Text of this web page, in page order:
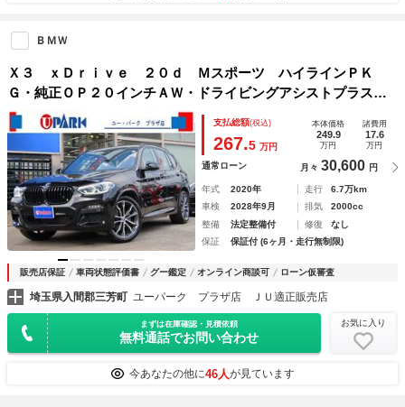
ＢＭＷ
Ｘ３ ｘＤｒｉｖｅ ２０ｄ Ｍスポーツ ハイラインＰＫ
Ｇ・純正ＯＰ２０インチＡＷ・ドライビングアシストプラス・
茶革シート・純正ＨＤＤナビＴＶ・３Ｄ全方位カメラ・Ｃａｒ
Ｐｌａｙ・前後シートヒーター・パワートランク・ＨＵＤ・中
期型
支払総額(税込)
267.5 万円
本体価格
249.9
万円
諸費用
17.6
万円
通常ローン 月々 30,600 円
年式 2020年 走行
6.7万km
車検
2028年9月 排気
2000cc
整備
法定整備付 修復
なし
保証
保証付 (6ヶ月・走行無制限)
販売店保証 車両状態評価書 グー鑑定 オンライン商談可 ローン仮審査
埼玉県入間郡三芳町 ユーパーク プラザ店 ＪＵ適正販売店
まずは在庫確認・見積依頼
無料通話でお問い合わせ
お気に入り
今あなたの他に46人が見ています